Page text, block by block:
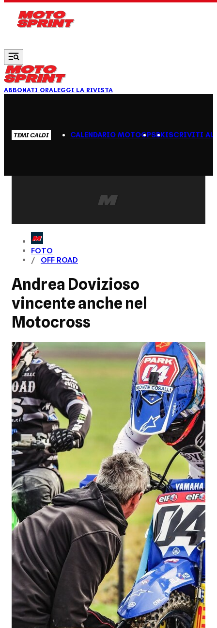
ABBONATI ORALEGGI LA RIVISTA
TEMI CALDI CALENDARIO MOTOGPSBKISCRIVITI AL
FOTO
OFF ROAD
Andrea Dovizioso
vincente anche nel
Motocross